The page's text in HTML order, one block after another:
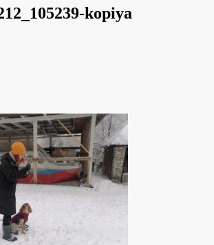
kopiya